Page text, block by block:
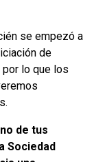
se empezó a
de
lo que los
de tus
Sociedad